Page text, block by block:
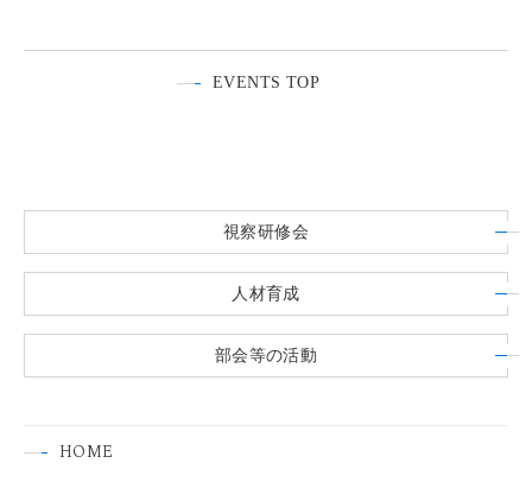
EVENTS TOP
視察研修会
人材育成
部会等の活動
HOME